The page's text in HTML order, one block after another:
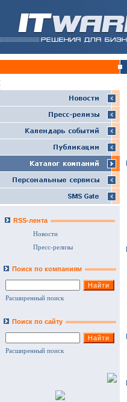
RSS-лента
Новости
Пресс-релизы
Поиск по компаниям
Расширенный поиск
Поиск по сайту
Расширенный поиск